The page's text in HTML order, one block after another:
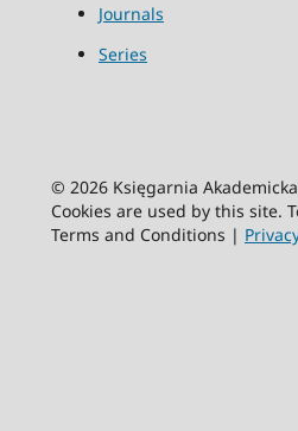
Journals
Series
© 2026 Księgarnia
Cookies are used by this site.
Terms and Conditions |